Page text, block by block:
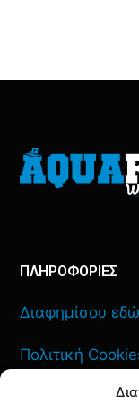
ΠΛΗΡΟΦΟΡΙΕΣ
Διαφημίσου εδώ
Πολιτική